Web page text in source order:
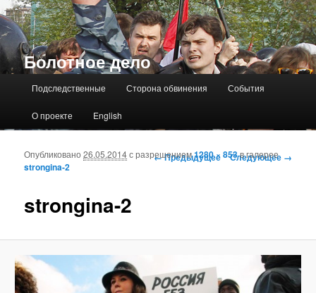
Болотное дело
Подследственные Сторона обвинения События
О проекте English
Навигация по изображениям
← Предыдущее Следующее →
strongina-2
Опубликовано26.05.2014с разрешением1280 × 853в галерее
strongina-2